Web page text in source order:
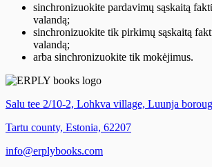
sinchronizuokite pardavimų sąskaitą
valandą;
sinchronizuokite tik pirkimų sąskaitą
valandą;
arba sinchronizuokite tik mokėjimus.
Salu tee 2/10-2, Lohkva village, Luunja
Tartu county, Estonia, 62207
info@erplybooks.com